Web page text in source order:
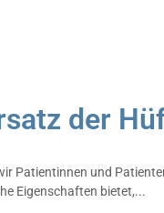
der
Patientinnen und
Eigenschaften bietet,...